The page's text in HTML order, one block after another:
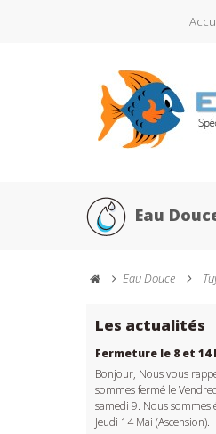
Eau
Eau Douce
Les actualités
Fermeture le 8 et 14
Bonjour, Nous vous
sommes fermé le
samedi 9. Nous sommes
Jeudi 14 Mai (Ascension).